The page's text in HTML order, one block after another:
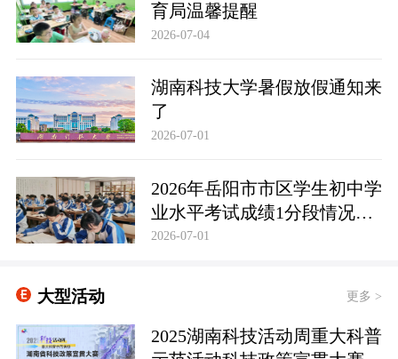
育局温馨提醒
2026-07-04
湖南科技大学暑假放假通知来
了
2026-07-01
2026年岳阳市市区学生初中学
业水平考试成绩1分段情况统
计表
2026-07-01
大型活动 更多 >
2025湖南科技活动周重大科普